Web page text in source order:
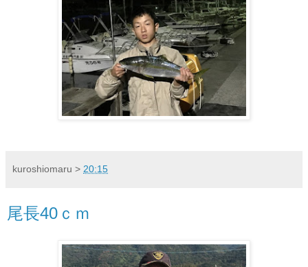
kuroshiomaru > 20:15
尾長40ｃｍ